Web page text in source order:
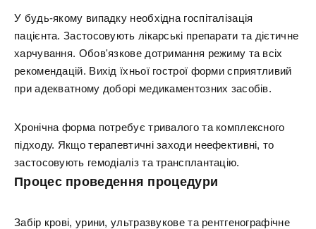
У будь-якому випадку необхідна госпіталізація
пацієнта. Застосовують лікарські препарати та дієтичне
харчування. Обов'язкове дотримання режиму та всіх
рекомендацій. Вихід їхньої гострої форми сприятливий
при адекватному доборі медикаментозних засобів.
Хронічна форма потребує тривалого та комплексного
підходу. Якщо терапевтичні заходи неефективні, то
застосовують гемодіаліз та трансплантацію.
Процес проведення процедури
Забір крові, урини, ультразвукове та рентгенографічне